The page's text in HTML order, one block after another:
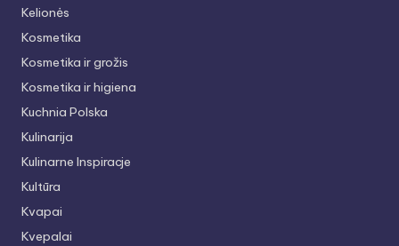
Kelionės
Kosmetika
Kosmetika ir grožis
Kosmetika ir higiena
Kuchnia Polska
Kulinarija
Kulinarne Inspiracje
Kultūra
Kvapai
Kvepalai